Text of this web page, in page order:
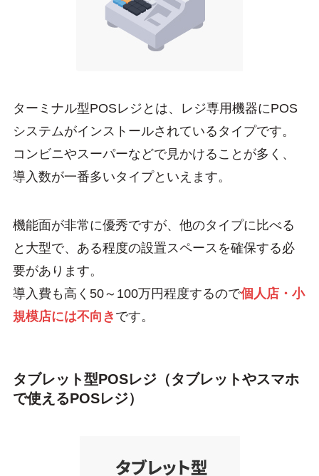
ターミナル型POSレジとは、レジ専用機器にPOS
システムがインストールされているタイプです。
コンビニやスーパーなどで見かけることが多く、
導入数が一番多いタイプといえます。
機能面が非常に優秀ですが、他のタイプに比べる
と大型で、ある程度の設置スペースを確保する必
要があります。
導入費も高く50～100万円程度するので個人店・小
規模店には不向き です。
タブレット型POSレジ（タブレットやスマホ
で使えるPOSレジ）